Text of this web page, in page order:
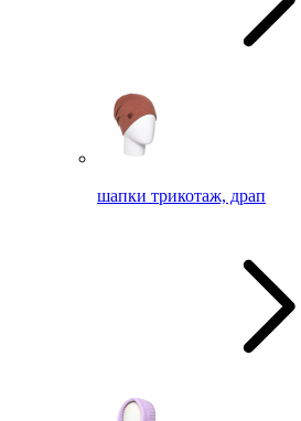
шапки трикотаж, драп